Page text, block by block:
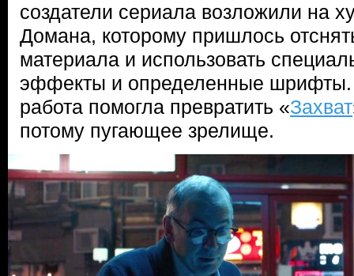
создатели сериала возложили на
Домана, которому пришлось
материала и использовать
эффекты и определенные шрифты.
работа помогла превратить «Захват
потому пугающее зрелище.